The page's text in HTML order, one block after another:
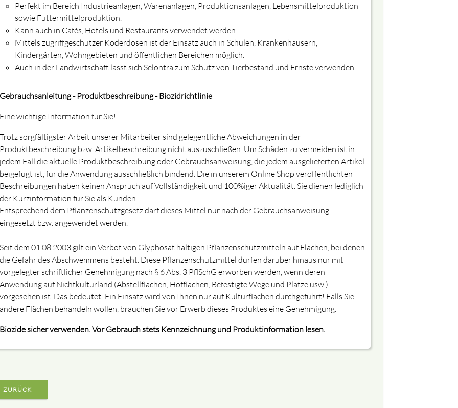
Perfekt im Bereich Industrieanlagen, Warenanlagen, Produktionsanlagen, Lebensmittelproduktion
sowie Futtermittelproduktion.
Kann auch in Cafés, Hotels und Restaurants verwendet werden.
Mittels zugriffgeschützer Köderdosen ist der Einsatz auch in Schulen, Krankenhäusern,
Kindergärten, Wohngebieten und öffentlichen Bereichen möglich.
Auch in der Landwirtschaft lässt sich Selontra zum Schutz von Tierbestand und Ernste verwenden.
Gebrauchsanleitung - Produktbeschreibung - Biozidrichtlinie
Eine wichtige Information für Sie!
Trotz sorgfältigster Arbeit unserer Mitarbeiter sind gelegentliche Abweichungen in der
Produktbeschreibung bzw. Artikelbeschreibung nicht auszuschließen. Um Schäden zu vermeiden ist in
jedem Fall die aktuelle Produktbeschreibung oder Gebrauchsanweisung, die jedem ausgelieferten Artikel
beigefügt ist, für die Anwendung ausschließlich bindend. Die in unserem Online Shop veröffentlichten
Beschreibungen haben keinen Anspruch auf Vollständigkeit und 100%iger Aktualität. Sie dienen lediglich
der Kurzinformation für Sie als Kunden.
Entsprechend dem Pflanzenschutzgesetz darf dieses Mittel nur nach der Gebrauchsanweisung
eingesetzt bzw. angewendet werden.
Seit dem 01.08.2003 gilt ein Verbot von Glyphosat haltigen Pflanzenschutzmitteln auf Flächen, bei denen
die Gefahr des Abschwemmens besteht. Diese Pflanzenschutzmittel dürfen darüber hinaus nur mit
vorgelegter schriftlicher Genehmigung nach § 6 Abs. 3 PflSchG erworben werden, wenn deren
Anwendung auf Nichtkulturland (Abstellflächen, Hofflächen, Befestigte Wege und Plätze usw.)
vorgesehen ist. Das bedeutet: Ein Einsatz wird von Ihnen nur auf Kulturflächen durchgeführt! Falls Sie
andere Flächen behandeln wollen, brauchen Sie vor Erwerb dieses Produktes eine Genehmigung.
Biozide sicher verwenden. Vor Gebrauch stets Kennzeichnung und Produktinformation lesen.
ZURÜCK